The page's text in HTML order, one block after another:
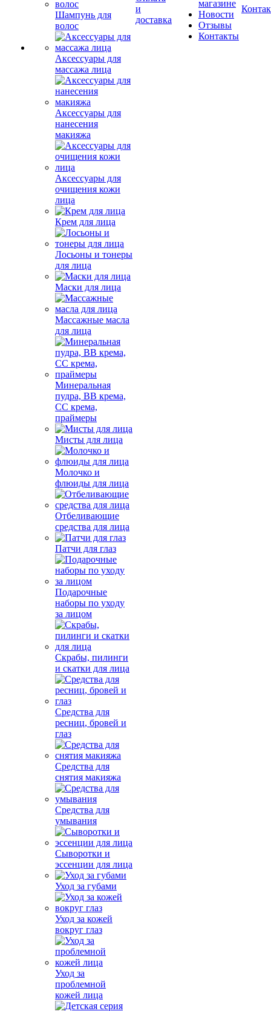
Шампунь для
волос
Аксессуары для
массажа лица
Аксессуары для
нанесения
макияжа
Аксессуары для
очищения кожи
лица
Крем для лица
Лосьоны и тонеры
для лица
Маски для лица
Массажные масла
для лица
Минеральная
пудра, BB крема,
СС крема,
праймеры
Мисты для лица
Молочко и
флюиды для лица
Отбеливающие
средства для лица
Патчи для глаз
Подарочные
наборы по уходу
за лицом
Скрабы, пилинги
и скатки для лица
Средства для
ресниц, бровей и
глаз
Средства для
снятия макияжа
Средства для
умывания
Сыворотки и
эссенции для лица
Уход за губами
Уход за кожей
вокруг глаз
Уход за
проблемной
кожей лица
и
доставка
магазине
Новости
Отзывы
Контакты